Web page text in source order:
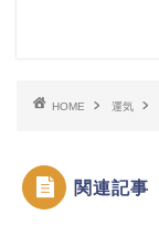
HOME 運気
関連記事